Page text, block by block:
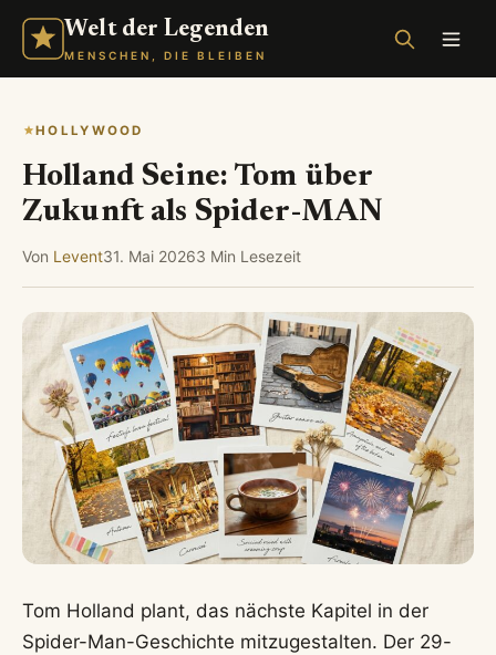
Welt der Legenden
MENSCHEN, DIE BLEIBEN
HOLLYWOOD
Holland Seine: Tom über
Zukunft als Spider-MAN
Von Levent31. Mai 20263 Min Lesezeit
Tom Holland plant, das nächste Kapitel in der
Spider-Man-Geschichte mitzugestalten. Der 29-